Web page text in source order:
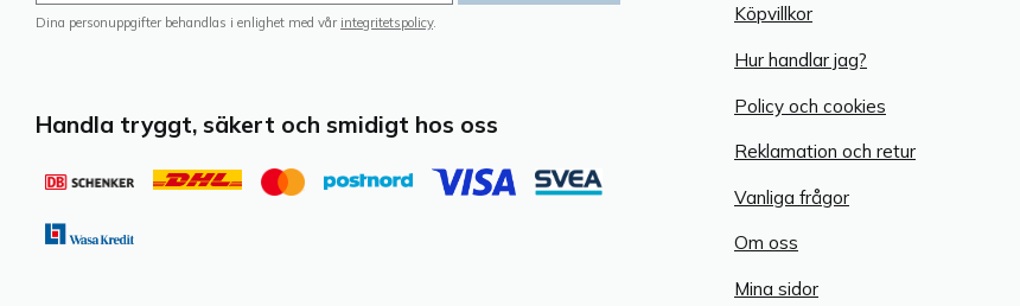
Dina personuppgifter behandlas i enlighet med vår integritetspolicy.
Handla tryggt, säkert och smidigt hos oss
Köpvillkor
Hur handlar jag?
Policy och cookies
Reklamation och retur
Vanliga frågor
Om oss
Mina sidor